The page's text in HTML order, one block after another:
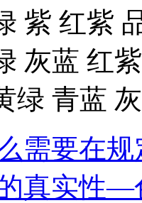
紫 红紫
灰蓝 红
绿 青蓝
需要在
真实性—